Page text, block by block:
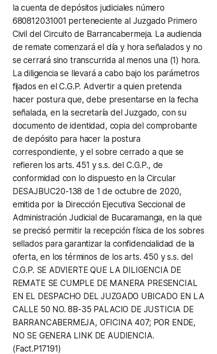
la cuenta de depósitos judiciales número
680812031001 perteneciente al Juzgado Primero
Civil del Circuito de Barrancabermeja. La audiencia
de remate comenzará el día y hora señalados y no
se cerrará sino transcurrida al menos una (1) hora.
La diligencia se llevará a cabo bajo los parámetros
fijados en el C.G.P. Advertir a quien pretenda
hacer postura que, debe presentarse en la fecha
señalada, en la secretaría del Juzgado, con su
documento de identidad, copia del comprobante
de depósito para hacer la postura
correspondiente, y el sobre cerrado a que se
refieren los arts. 451 y s.s. del C.G.P., de
conformidad con lo dispuesto en la Circular
DESAJBUC20-138 de 1 de octubre de 2020,
emitida por la Dirección Ejecutiva Seccional de
Administración Judicial de Bucaramanga, en la que
se precisó permitir la recepción física de los sobres
sellados para garantizar la confidencialidad de la
oferta, en los términos de los arts. 450 y s.s. del
C.G.P. SE ADVIERTE QUE LA DILIGENCIA DE
REMATE SE CUMPLE DE MANERA PRESENCIAL
EN EL DESPACHO DEL JUZGADO UBICADO EN LA
CALLE 50 NO. 8B-35 PALACIO DE JUSTICIA DE
BARRANCABERMEJA, OFICINA 407; POR ENDE,
NO SE GENERA LINK DE AUDIENCIA.
(Fact.P17191)